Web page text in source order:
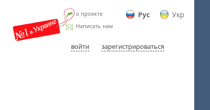
Рус Укр
о проекте
Написать нам
войти зарегистрироваться